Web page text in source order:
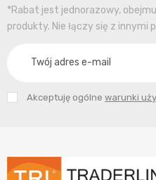
*Rabat jest jednorazowy,
produkty. Nie łączy się z innymi
Akceptuję ogólne warunki